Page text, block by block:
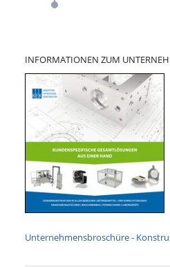
INFORMATIONEN ZUM
Unternehmensbroschüre -